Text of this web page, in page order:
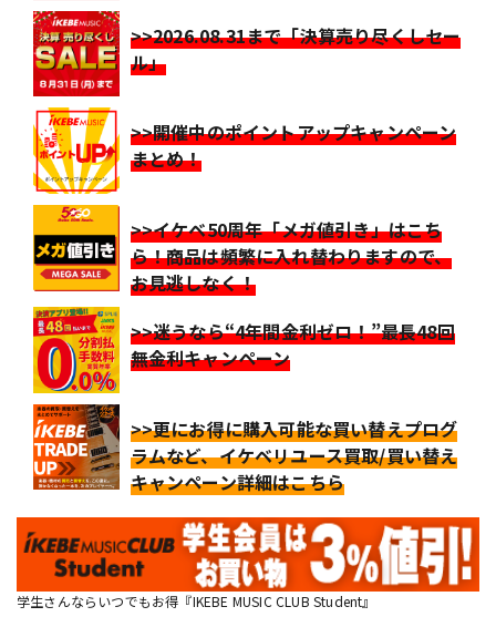
>>2026.08.31まで「決算売り尽くしセー
ル」
>>開催中のポイントアップキャンペーン
まとめ！
>>イケベ50周年「メガ値引き」はこち
ら！商品は頻繁に入れ替わりますので、
お見逃しなく！
>>迷うなら“4年間金利ゼロ！”最長48回
無金利キャンペーン
>>更にお得に購入可能な買い替えプログ
ラムなど、イケベリユース買取/買い替え
キャンペーン詳細はこちら
学生さんならいつでもお得『IKEBE MUSIC CLUB Student』